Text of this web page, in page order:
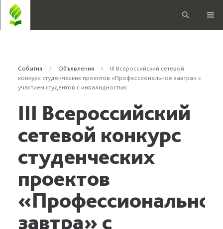
События Объявления
III Всероссийский сетевой
конкурс студенческих проектов «Профессиональное завтра» с
участием студентов с инвалидностью
III Всероссийский
сетевой конкурс
студенческих
проектов
«Профессиональное
завтра» с